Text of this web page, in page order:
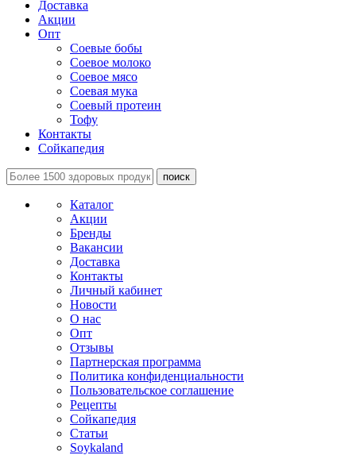
Доставка
Акции
Опт
Соевые бобы
Соевое молоко
Соевое мясо
Соевая мука
Соевый протеин
Тофу
Контакты
Сойкапедия
поиск
Каталог
Акции
Бренды
Вакансии
Доставка
Контакты
Личный кабинет
Новости
О нас
Опт
Отзывы
Партнерская программа
Политика конфиденциальности
Пользовательское соглашение
Рецепты
Сойкапедия
Статьи
Soykaland